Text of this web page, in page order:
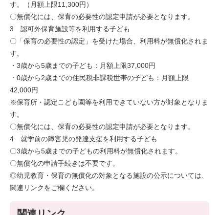
す。（月額上限11,300円）
〇無償化には、保育の必要性の認定申請が必要となります。
3 認可外保育施設等を利用する子ども
〇「保育の必要性の認定」を受けた場合、利用料が無償化されま
す。
・3歳から5歳までの子ども：月額上限37,000円
・0歳から2歳までの住民税非課税世帯の子ども：月額上限
42,000円
※保育所・認定こども園等を利用できていない方が対象となりま
す。
〇無償化には、保育の必要性の認定申請が必要となります。
4 就学前の障害児の発達支援を利用する子ども
〇3歳から5歳までの子どもの利用料が無償化されます。
〇無償化の申請手続きは不要です。
◎幼児教育・保育の無償化の対象となる施設の公示については、
関連リンクをご欄ください。